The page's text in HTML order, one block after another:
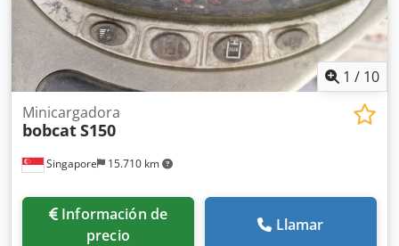
1 / 10
Singapore 15.710 km
Minicargadora
bobcatS150
Información de
precio
Llamar